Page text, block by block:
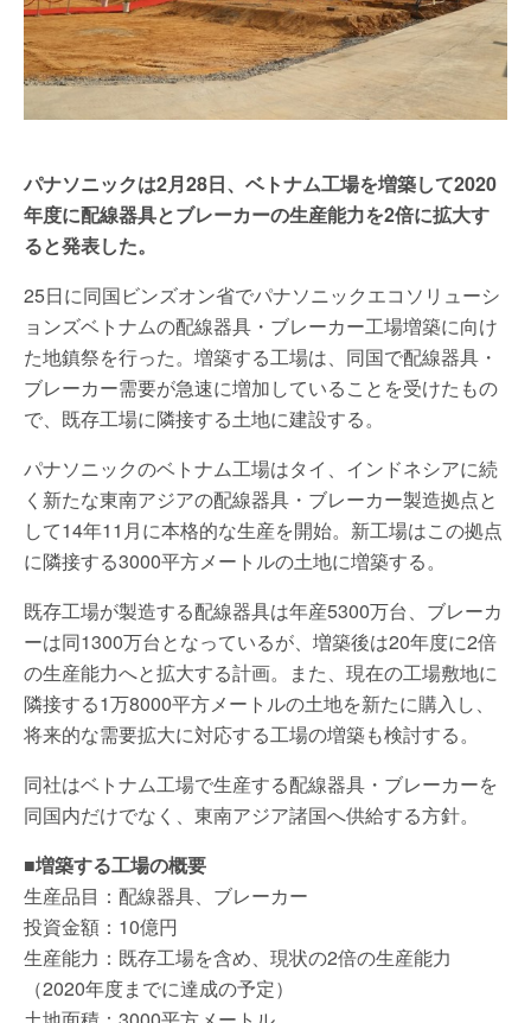
パナソニックは2月28日、ベトナム工場を増築して2020
年度に配線器具とブレーカーの生産能力を2倍に拡大す
ると発表した。
25日に同国ビンズオン省でパナソニックエコソリューシ
ョンズベトナムの配線器具・ブレーカー工場増築に向け
た地鎮祭を行った。増築する工場は、同国で配線器具・
ブレーカー需要が急速に増加していることを受けたもの
で、既存工場に隣接する土地に建設する。
パナソニックのベトナム工場はタイ、インドネシアに続
く新たな東南アジアの配線器具・ブレーカー製造拠点と
して14年11月に本格的な生産を開始。新工場はこの拠点
に隣接する3000平方メートルの土地に増築する。
既存工場が製造する配線器具は年産5300万台、ブレーカ
ーは同1300万台となっているが、増築後は20年度に2倍
の生産能力へと拡大する計画。また、現在の工場敷地に
隣接する1万8000平方メートルの土地を新たに購入し、
将来的な需要拡大に対応する工場の増築も検討する。
同社はベトナム工場で生産する配線器具・ブレーカーを
同国内だけでなく、東南アジア諸国へ供給する方針。
■増築する工場の概要
生産品目：配線器具、ブレーカー
投資金額：10億円
生産能力：既存工場を含め、現状の2倍の生産能力
（2020年度までに達成の予定）